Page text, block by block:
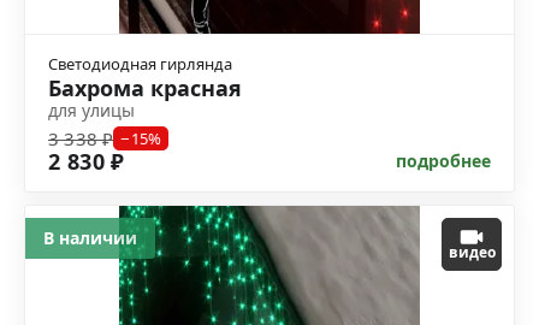
Светодиодная гирлянда
Бахрома красная
для улицы
3 338 ₽ −15%
2 830 ₽ подробнее
видео
В наличии